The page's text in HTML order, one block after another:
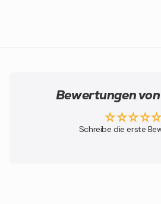
Bewertungen
Schreibe die erste